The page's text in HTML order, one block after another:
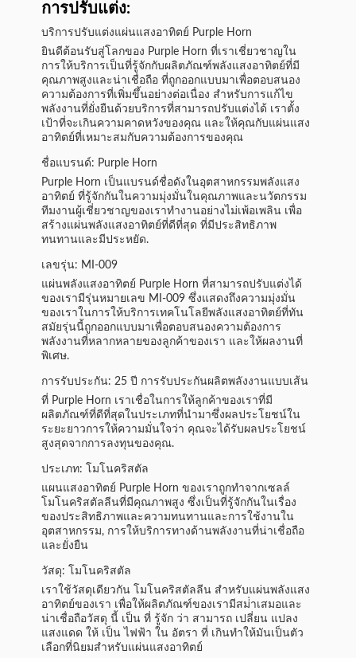
การปรับแต่ง:
บริการปรับแต่งแผ่นแสงอาทิตย์ Purple Horn
ยินดีต้อนรับสู่โลกของ Purple Horn ที่เราเชี่ยวชาญใน
การให้บริการเป็นที่รู้จักกับผลิตภัณฑ์พลังแสงอาทิตย์ที่มี
คุณภาพสูงและน่าเชื่อถือ ที่ถูกออกแบบมาเพื่อตอบสนอง
ความต้องการที่เพิ่มขึ้นอย่างต่อเนื่อง สําหรับการแก้ไข
พลังงานที่ยั่งยืนด้วยบริการที่สามารถปรับแต่งได้ เราตั้ง
เป้าที่จะเกินความคาดหวังของคุณ และให้คุณกับแผ่นแสง
อาทิตย์ที่เหมาะสมกับความต้องการของคุณ
ชื่อแบรนด์: Purple Horn
Purple Horn เป็นแบรนด์ชื่อดังในอุตสาหกรรมพลังแสง
อาทิตย์ ที่รู้จักกันในความมุ่งมั่นในคุณภาพและนวัตกรรม
ทีมงานผู้เชี่ยวชาญของเราทํางานอย่างไม่เพ้อเพลิน เพื่อ
สร้างแผ่นพลังแสงอาทิตย์ที่ดีที่สุด ที่มีประสิทธิภาพ
ทนทานและมีประหยัด.
เลขรุ่น: MI-009
แผ่นพลังแสงอาทิตย์ Purple Horn ที่สามารถปรับแต่งได้
ของเรามีรุ่นหมายเลข MI-009 ซึ่งแสดงถึงความมุ่งมั่น
ของเราในการให้บริการเทคโนโลยีพลังแสงอาทิตย์ที่ทัน
สมัยรุ่นนี้ถูกออกแบบมาเพื่อตอบสนองความต้องการ
พลังงานที่หลากหลายของลูกค้าของเรา และให้ผลงานที่
พิเศษ.
การรับประกัน: 25 ปี การรับประกันผลิตพลังงานแบบเส้น
ที่ Purple Horn เราเชื่อในการให้ลูกค้าของเราที่มี
ผลิตภัณฑ์ที่ดีที่สุดในประเภทที่นํามาซึ่งผลประโยชน์ใน
ระยะยาวการให้ความมั่นใจว่า คุณจะได้รับผลประโยชน์
สูงสุดจากการลงทุนของคุณ.
ประเภท: โมโนคริสตัล
แผนแสงอาทิตย์ Purple Horn ของเราถูกทําจากเซลล์
โมโนคริสตัลลีนที่มีคุณภาพสูง ซึ่งเป็นที่รู้จักกันในเรื่อง
ของประสิทธิภาพและความทนทานและการใช้งานใน
อุตสาหกรรม, การให้บริการทางด้านพลังงานที่น่าเชื่อถือ
และยั่งยืน
วัสดุ: โมโนคริสตัล
เราใช้วัสดุเดียวกัน โมโนคริสตัลลีน สําหรับแผ่นพลังแสง
อาทิตย์ของเรา เพื่อให้ผลิตภัณฑ์ของเรามีสม่ําเสมอและ
น่าเชื่อถือวัสดุ นี้ เป็น ที่ รู้จัก ว่า สามารถ เปลี่ยน แปลง
แสงแดด ให้ เป็น ไฟฟ้า ใน อัตรา ที่ เกินทําให้มันเป็นตัว
เลือกที่นิยมสําหรับแผ่นแสงอาทิตย์